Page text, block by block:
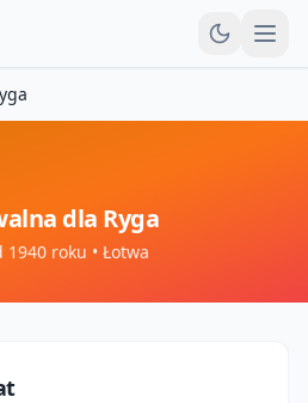
dla Ryga
1940 roku • Łotwa